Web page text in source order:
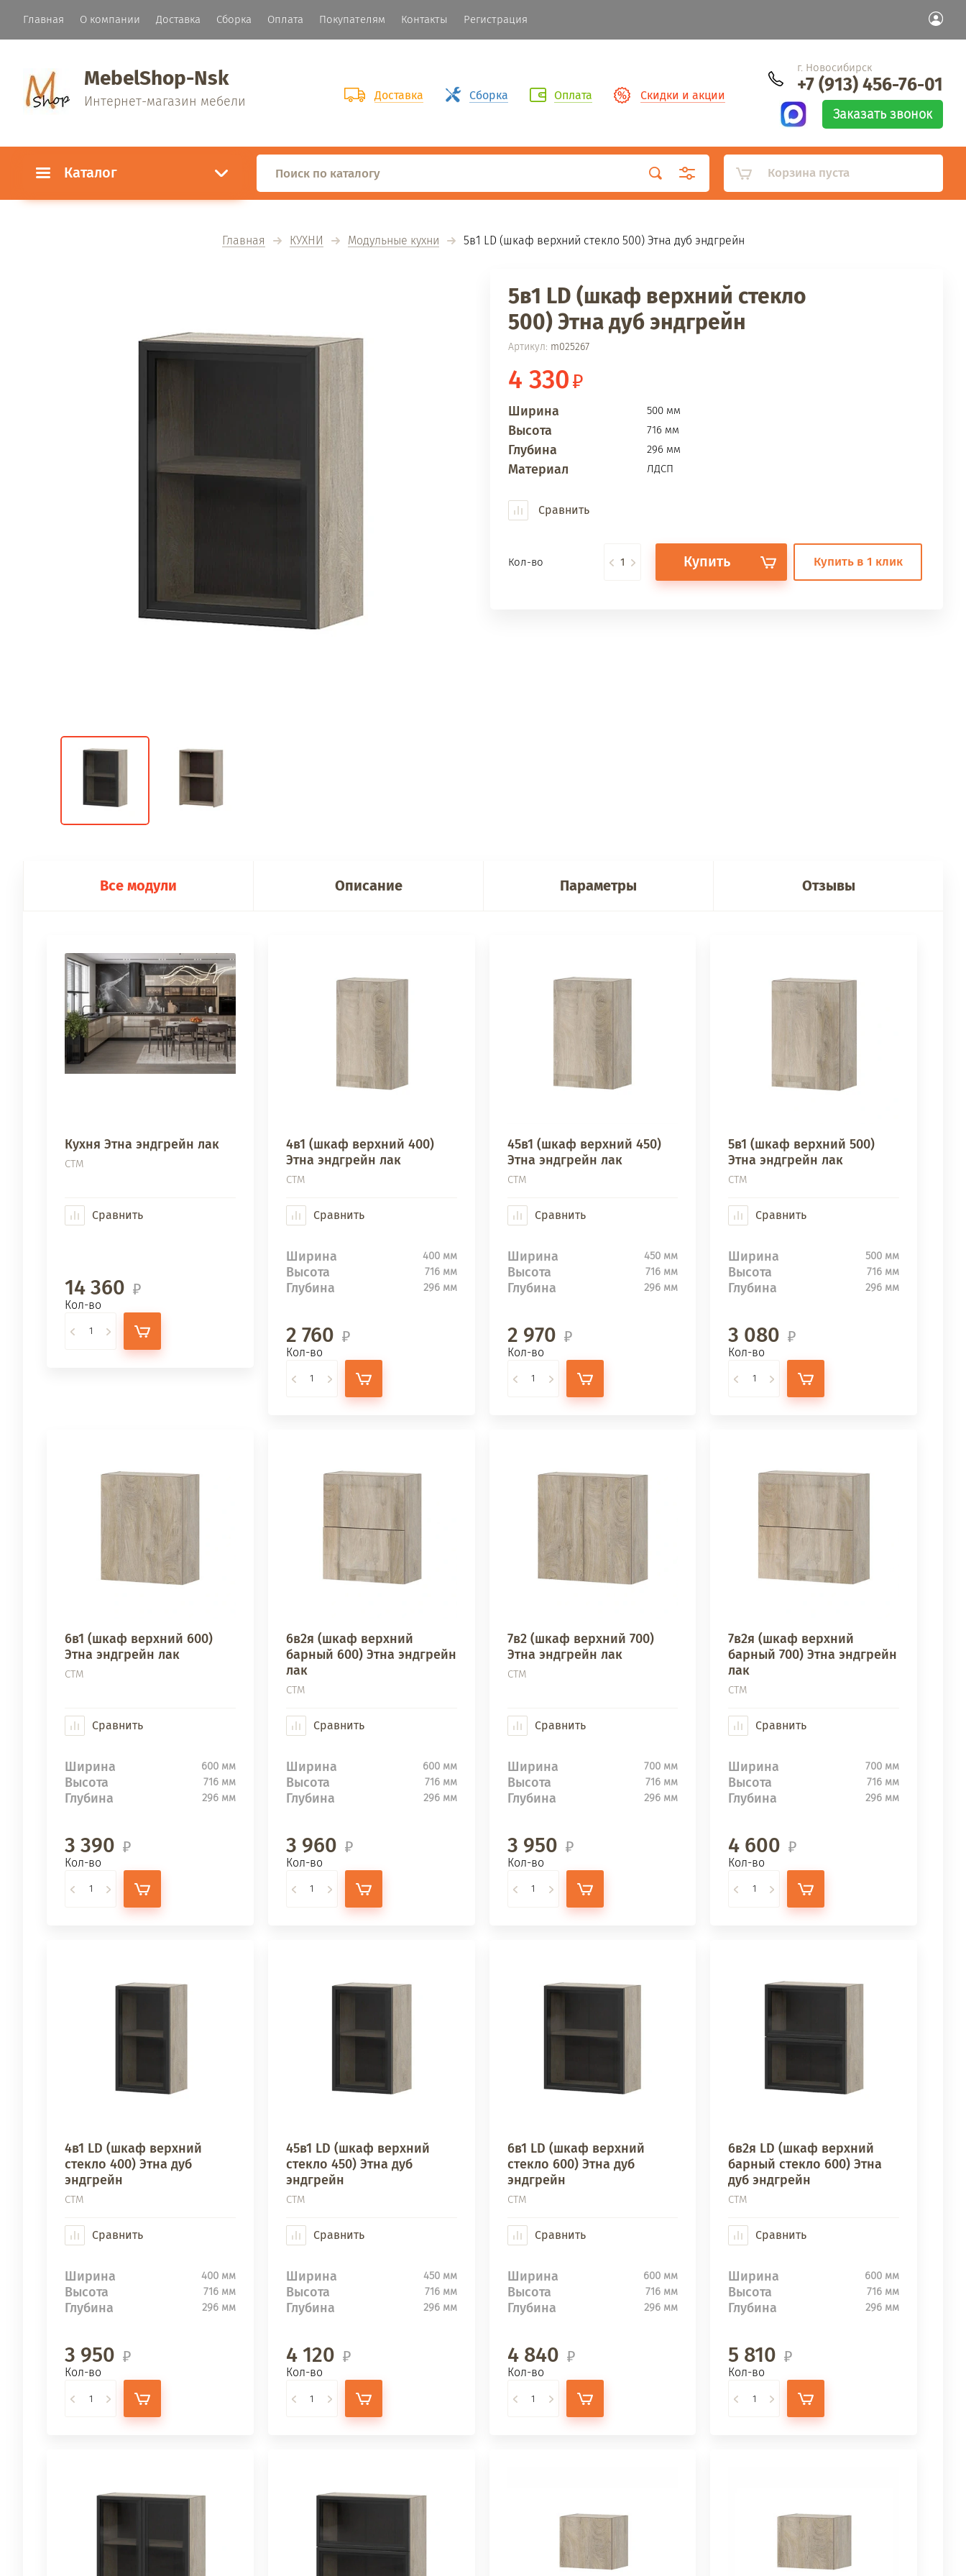
Главная О компании Доставка Сборка Оплата Покупателям Контакты Регистрация
MebelShop-Nsk
Интернет-магазин мебели Доставка Оплата Скидки и акции
Сборка
г. Новосибирск
+7 (913) 456-76-01
Заказать звонок
Каталог Корзина пуста
Главная КУХНИ Модульные кухни
  5в1 LD (шкаф верхний стекло 500) Этна дуб эндгрейн
5в1 LD (шкаф верхний стекло
500) Этна дуб эндгрейн
Артикул: m025267
4 330
Ширина 500 мм
Высота 716 мм
Глубина 296 мм
Материал ЛДСП
Сравнить
Кол-во Купить Купить в 1 клик
Все модули Описание Параметры Отзывы
Кухня Этна эндгрейн лак
СТМ
Сравнить
14 360
Кол-во
4в1 (шкаф верхний 400)
Этна эндгрейн лак
СТМ
Сравнить
Ширина 400 мм
Высота 716 мм
Глубина 296 мм
2 760
Кол-во
45в1 (шкаф верхний 450)
Этна эндгрейн лак
СТМ
Сравнить
Ширина 450 мм
Высота 716 мм
Глубина 296 мм
2 970
Кол-во
5в1 (шкаф верхний 500)
Этна эндгрейн лак
СТМ
Сравнить
Ширина 500 мм
Высота 716 мм
Глубина 296 мм
3 080
Кол-во
6в1 (шкаф верхний 600)
Этна эндгрейн лак
СТМ
Сравнить
Ширина 600 мм
Высота 716 мм
Глубина 296 мм
3 390
Кол-во
6в2я (шкаф верхний
барный 600) Этна эндгрейн
лак
СТМ
Сравнить
Ширина 600 мм
Высота 716 мм
Глубина 296 мм
3 960
Кол-во
7в2 (шкаф верхний 700)
Этна эндгрейн лак
СТМ
Сравнить
Ширина 700 мм
Высота 716 мм
Глубина 296 мм
3 950
Кол-во
7в2я (шкаф верхний
барный 700) Этна эндгрейн
лак
СТМ
Сравнить
Ширина 700 мм
Высота 716 мм
Глубина 296 мм
4 600
Кол-во
4в1 LD (шкаф верхний
стекло 400) Этна дуб
эндгрейн
СТМ
Сравнить
Ширина 400 мм
Высота 716 мм
Глубина 296 мм
3 950
Кол-во
45в1 LD (шкаф верхний
стекло 450) Этна дуб
эндгрейн
СТМ
Сравнить
Ширина 450 мм
Высота 716 мм
Глубина 296 мм
4 120
Кол-во
6в1 LD (шкаф верхний
стекло 600) Этна дуб
эндгрейн
СТМ
Сравнить
Ширина 600 мм
Высота 716 мм
Глубина 296 мм
4 840
Кол-во
6в2я LD (шкаф верхний
барный стекло 600) Этна
дуб эндгрейн
СТМ
Сравнить
Ширина 600 мм
Высота 716 мм
Глубина 296 мм
5 810
Кол-во